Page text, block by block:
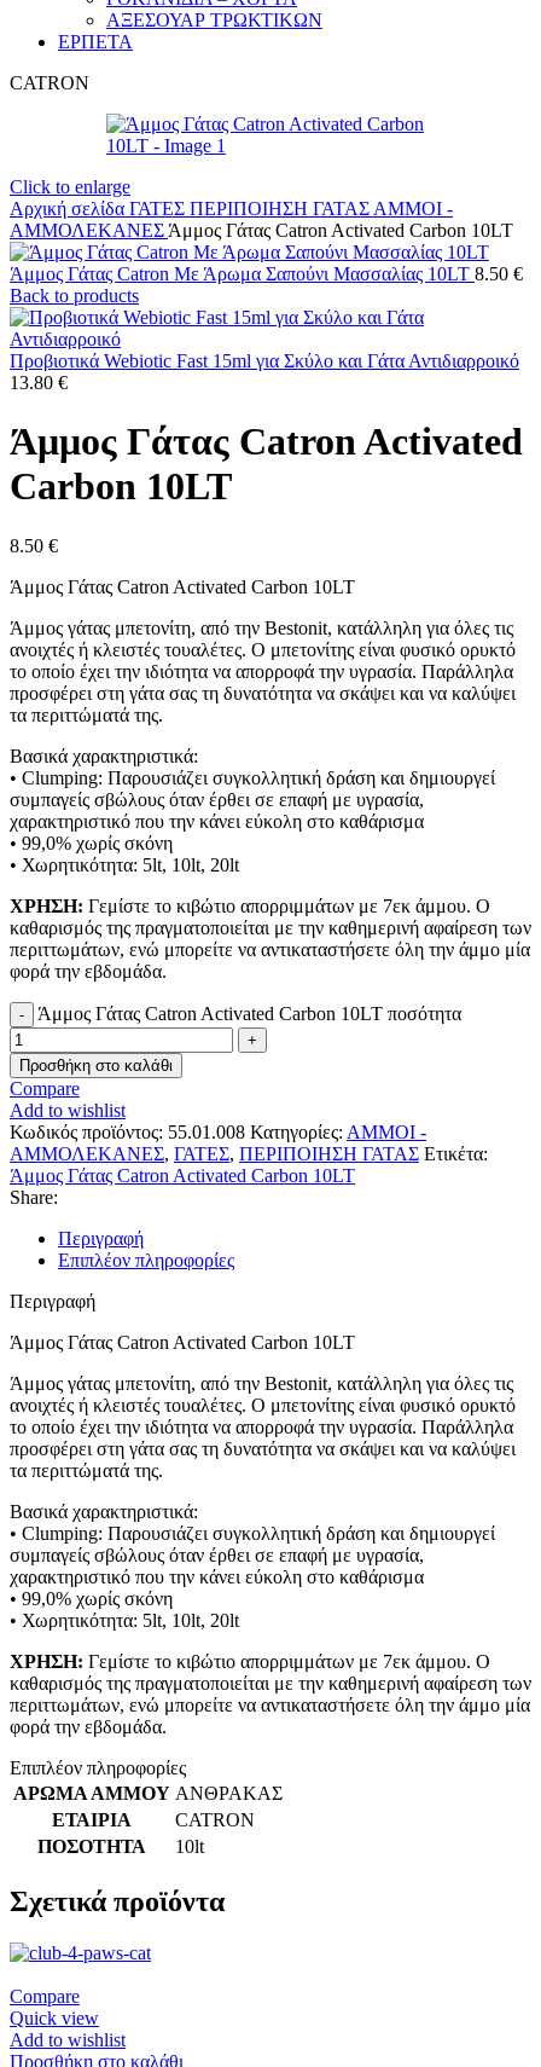
ΑΞΕΣΟΥΑΡ ΤΡΩΚΤΙΚΩΝ
ΕΡΠΕΤΑ
CATRON
Click to enlarge
Αρχική σελίδα ΓΑΤΕΣ ΠΕΡΙΠΟΙΗΣΗ ΓΑΤΑΣ ΑΜΜΟΙ -
ΑΜΜΟΛΕΚΑΝΕΣ Άμμος Γάτας Catron Activated Carbon 10LT
Άμμος Γάτας Catron Με Άρωμα Σαπούνι Μασσαλίας 10LT 8.50 €
Back to products
Προβιοτικά Webiotic Fast 15ml για Σκύλο και Γάτα Αντιδιαρροικό
13.80 €
Άμμος Γάτας Catron Activated
Carbon 10LT
8.50 €
Άμμος Γάτας Catron Activated Carbon 10LT
Άμμος γάτας μπετονίτη, από την Bestonit, κατάλληλη για όλες τις
ανοιχτές ή κλειστές τουαλέτες. Ο μπετονίτης είναι φυσικό ορυκτό
το οποίο έχει την ιδιότητα να απορροφά την υγρασία. Παράλληλα
προσφέρει στη γάτα σας τη δυνατότητα να σκάψει και να καλύψει
τα περιττώματά της.
Βασικά χαρακτηριστικά:
• Clumping: Παρουσιάζει συγκολλητική δράση και δημιουργεί
συμπαγείς σβώλους όταν έρθει σε επαφή με υγρασία,
χαρακτηριστικό που την κάνει εύκολη στο καθάρισμα
• 99,0% χωρίς σκόνη
• Χωρητικότητα: 5lt, 10lt, 20lt
ΧΡΗΣΗ: Γεμίστε το κιβώτιο απορριμμάτων με 7εκ άμμου. Ο
καθαρισμός της πραγματοποιείται με την καθημερινή αφαίρεση των
περιττωμάτων, ενώ μπορείτε να αντικαταστήσετε όλη την άμμο μία
φορά την εβδομάδα.
Άμμος Γάτας Catron Activated Carbon 10LT ποσότητα
Προσθήκη στο καλάθι
Compare
Add to wishlist
Κωδικός προϊόντος: 55.01.008 Κατηγορίες: ΑΜΜΟΙ -
ΑΜΜΟΛΕΚΑΝΕΣ, ΓΑΤΕΣ, ΠΕΡΙΠΟΙΗΣΗ ΓΑΤΑΣ Ετικέτα:
Άμμος Γάτας Catron Activated Carbon 10LT
Share:
Περιγραφή
Επιπλέον πληροφορίες
Περιγραφή
Άμμος Γάτας Catron Activated Carbon 10LT
Άμμος γάτας μπετονίτη, από την Bestonit, κατάλληλη για όλες τις
ανοιχτές ή κλειστές τουαλέτες. Ο μπετονίτης είναι φυσικό ορυκτό
το οποίο έχει την ιδιότητα να απορροφά την υγρασία. Παράλληλα
προσφέρει στη γάτα σας τη δυνατότητα να σκάψει και να καλύψει
τα περιττώματά της.
Βασικά χαρακτηριστικά:
• Clumping: Παρουσιάζει συγκολλητική δράση και δημιουργεί
συμπαγείς σβώλους όταν έρθει σε επαφή με υγρασία,
χαρακτηριστικό που την κάνει εύκολη στο καθάρισμα
• 99,0% χωρίς σκόνη
• Χωρητικότητα: 5lt, 10lt, 20lt
ΧΡΗΣΗ: Γεμίστε το κιβώτιο απορριμμάτων με 7εκ άμμου. Ο
καθαρισμός της πραγματοποιείται με την καθημερινή αφαίρεση των
περιττωμάτων, ενώ μπορείτε να αντικαταστήσετε όλη την άμμο μία
φορά την εβδομάδα.
Επιπλέον πληροφορίες
ΑΡΩΜΑ ΑΜΜΟΥ ΑΝΘΡΑΚΑΣ
ΕΤΑΙΡΙΑ
CATRON
ΠΟΣΟΤΗΤΑ
10lt
Σχετικά προϊόντα
Compare
Quick view
Add to wishlist
Προσθήκη στο καλάθι